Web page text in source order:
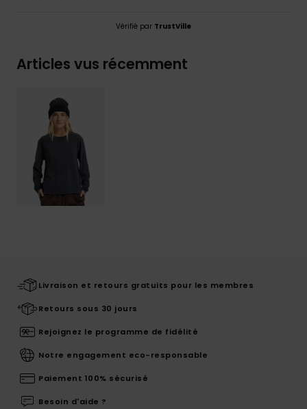
Vérifié par TrustVille
Articles vus récemment
Livraison et retours gratuits pour les membres
Retours sous 30 jours
Rejoignez le programme de fidélité
Notre engagement eco-responsable
Paiement 100% sécurisé
Besoin d'aide ?